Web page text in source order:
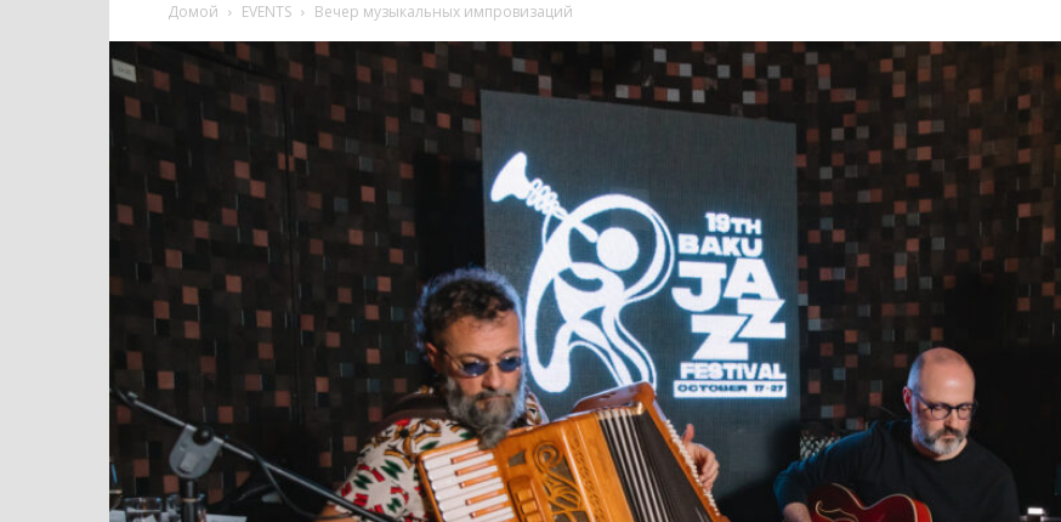
M.O.S.T.
Домой EVENTS Вечер музыкальных импровизаций